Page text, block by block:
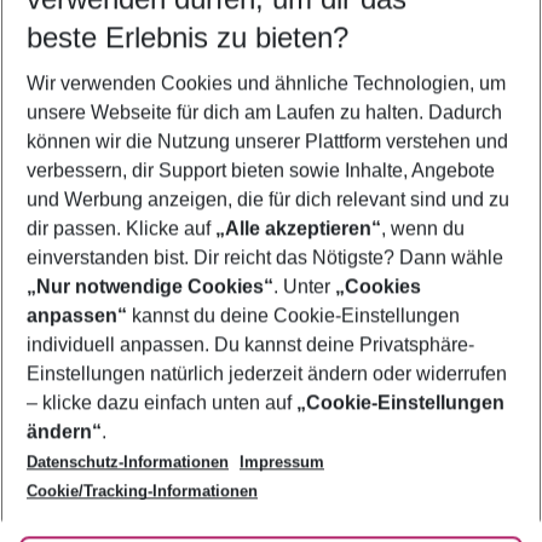
5-8 Nächte
2 Erwachsene Keine Kinder
Mehr Filter anzeigen
Footer
Footer navigation
Über uns
AGB
Bestpreisgarantie
Cookie-Einstellungen ändern
Cookie-Richtlinie
Agenturbetreuung
Barrierefreies Reisen
Folge uns
beste Erlebnis zu bieten?
Wir verwenden Cookies und ähnliche Technologien, um
unsere Webseite für dich am Laufen zu halten. Dadurch
können wir die Nutzung unserer Plattform verstehen und
verbessern, dir Support bieten sowie Inhalte, Angebote
und Werbung anzeigen, die für dich relevant sind und zu
dir passen. Klicke auf „Alle akzeptieren“, wenn du
einverstanden bist. Dir reicht das Nötigste? Dann wähle
„Nur notwendige Cookies“. Unter „Cookies
anpassen“ kannst du deine Cookie-Einstellungen
individuell anpassen. Du kannst deine Privatsphäre-
Einstellungen natürlich jederzeit ändern oder widerrufen
– klicke dazu einfach unten auf „Cookie-Einstellungen
ändern“.
Datenschutz-Informationen
Impressum
Cookie/Tracking-Informationen